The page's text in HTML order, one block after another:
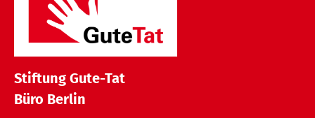
Stiftung Gute-Tat
Büro Berlin